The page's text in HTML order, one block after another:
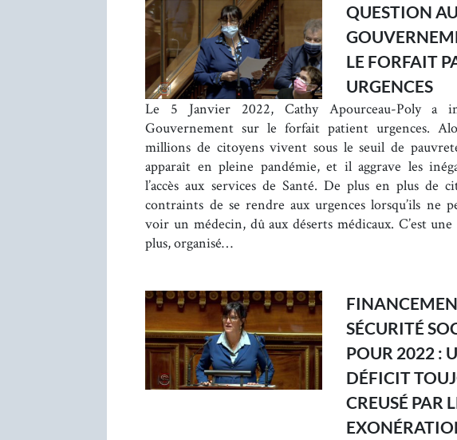
QUESTION AU
LE FORFAIT
URGENCES
Le 5 Janvier 2022, Cathy Apourceau-Poly a
Gouvernement sur le forfait patient urgences.
millions de citoyens vivent sous le seuil de
apparaît en pleine pandémie, et il aggrave les
l’accès aux services de Santé. De plus en plus de
contraints de se rendre aux urgences lorsqu’ils ne
voir un médecin, dû aux déserts médicaux. C’est
plus, organisé…
SÉCURITÉ
POUR 2022 :
DÉFICIT
CREUSÉ PAR